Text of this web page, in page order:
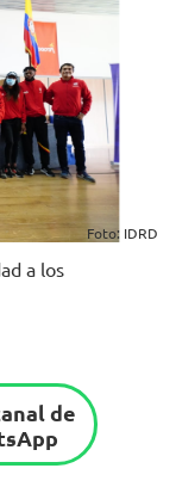
Foto: IDRD
a los
de